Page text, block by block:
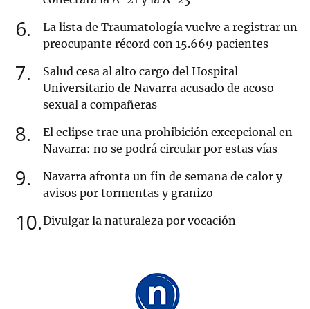
6
La lista de Traumatología vuelve a registrar un
preocupante récord con 15.669 pacientes
7
Salud cesa al alto cargo del Hospital
Universitario de Navarra acusado de acoso
sexual a compañeras
8
El eclipse trae una prohibición excepcional en
Navarra: no se podrá circular por estas vías
9
Navarra afronta un fin de semana de calor y
avisos por tormentas y granizo
10 Divulgar la naturaleza por vocación